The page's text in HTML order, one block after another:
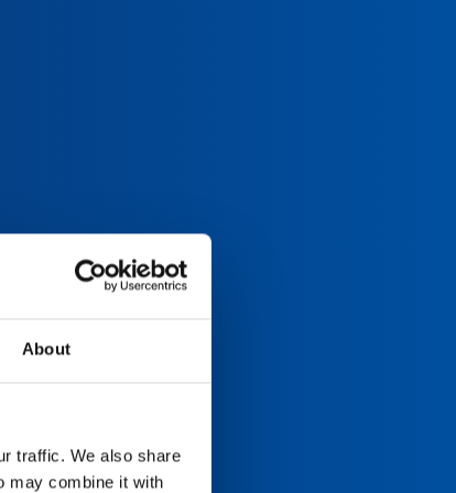
About
traffic. We also share
may combine it with